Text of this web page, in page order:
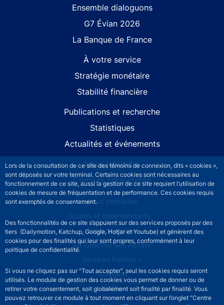
Lors de la consultation de ce site des témoins de connexion, dits « cookies »,
sont déposés sur votre terminal. Certains cookies sont nécessaires au
fonctionnement de ce site, aussi la gestion de ce site requiert l’utilisation de
cookies de mesure de fréquentation et de performance. Ces cookies requis
sont exemptés de consentement.
Des fonctionnalités de ce site s’appuient sur des services proposés par des
tiers (Dailymotion, Katchup, Google, Hotjar et Youtube) et génèrent des
cookies pour des finalités qui leur sont propres, conformément à leur
politique de confidentialité.
Si vous ne cliquez pas sur "Tout accepter", seul les cookies requis seront
utilisés. Le module de gestion des cookies vous permet de donner ou de
retirer votre consentement, soit globalement soit finalité par finalité. Vous
pouvez retrouver ce module à tout moment en cliquant sur l’onglet "Centre
Ensemble dialoguons
G7 Évian 2026
La Banque de France
À votre service
Stratégie monétaire
Stabilité financière
Publications et recherche
Statistiques
Actualités et événements
Nous rejoindre
Comités consultatifs
Footer secondary menuNous contacter
Sourds et malentendants
Espace presse
La direction des Achats
Services Publics +
Glossaire
FAQs